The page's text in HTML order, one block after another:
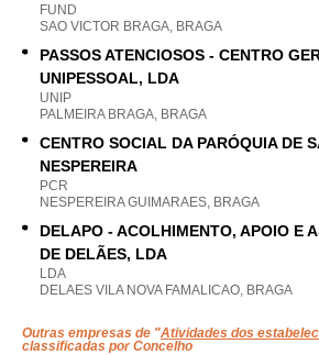
FUND
SAO VICTOR BRAGA, BRAGA
PASSOS ATENCIOSOS - CENTRO
UNIPESSOAL, LDA
UNIP
PALMEIRA BRAGA, BRAGA
CENTRO SOCIAL DA PARÓQUIA DE
NESPEREIRA
PCR
NESPEREIRA GUIMARAES, BRAGA
DELAPO - ACOLHIMENTO, APOIO E
DE DELÃES, LDA
LDA
DELAES VILA NOVA FAMALICAO, BRAGA
Outras empresas de "Atividades dos
classificadas por Concelho